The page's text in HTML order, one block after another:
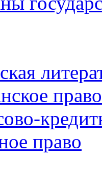
право
право